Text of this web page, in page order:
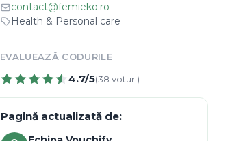
contact@femieko.ro
Health & Personal care
EVALUEAZĂ CODURILE
4.7/5(38 voturi)
Pagină actualizată de: